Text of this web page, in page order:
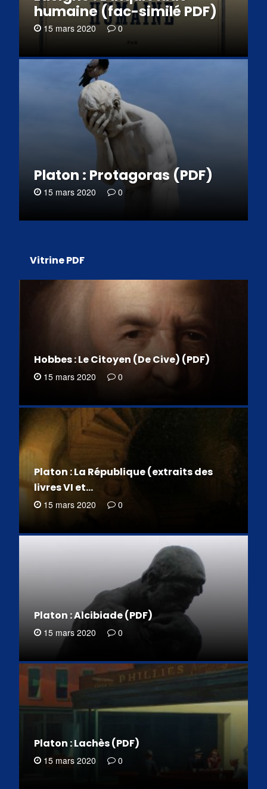
humaine (fac-similé PDF)
15 mars 2020 0
Platon : Protagoras (PDF)
15 mars 2020 0
Vitrine PDF
Hobbes : Le Citoyen (De Cive) (PDF)
15 mars 2020 0
Platon : La République (extraits des
livres VI et…
15 mars 2020 0
Platon : Alcibiade (PDF)
15 mars 2020 0
Platon : Lachès (PDF)
15 mars 2020 0